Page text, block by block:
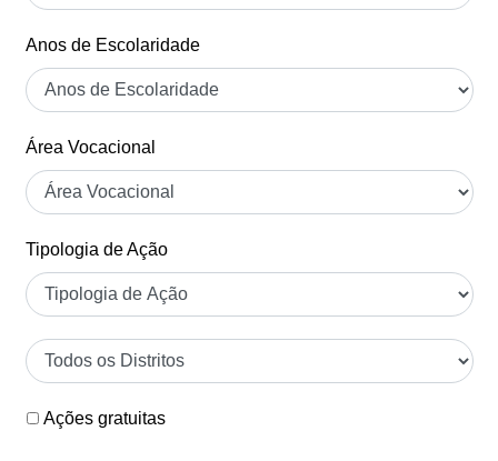
Anos de Escolaridade
Área Vocacional
Tipologia de Ação
Ações gratuitas